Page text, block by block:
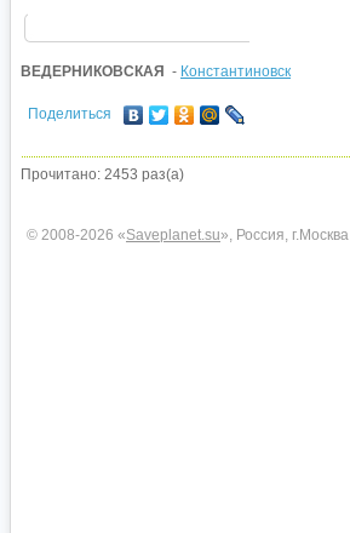
ВЕДЕРНИКОВСКАЯ - Константиновск
Поделиться
Прочитано: 2453 раз(а)
© 2008-2026 «Saveplanet.su», Россия, г.Москва